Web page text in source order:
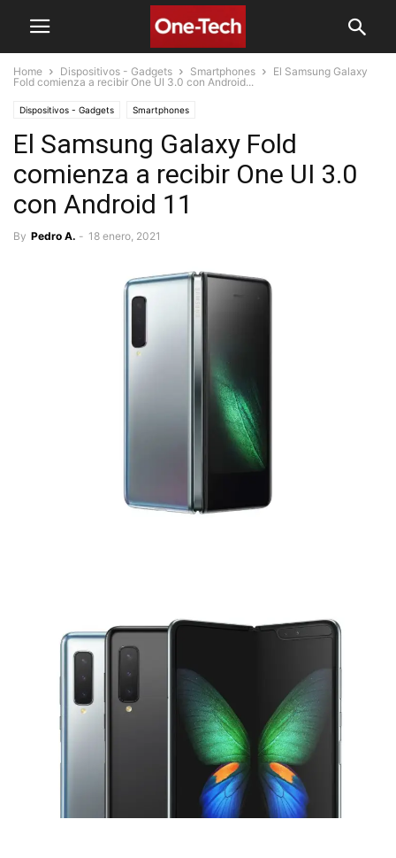
Home Dispositivos - Gadgets Smartphones
El Samsung Galaxy
Fold comienza a recibir One UI 3.0 con Android...
Dispositivos - Gadgets Smartphones
El Samsung Galaxy Fold
comienza a recibir One UI 3.0
con Android 11
By Pedro A. - 18 enero, 2021